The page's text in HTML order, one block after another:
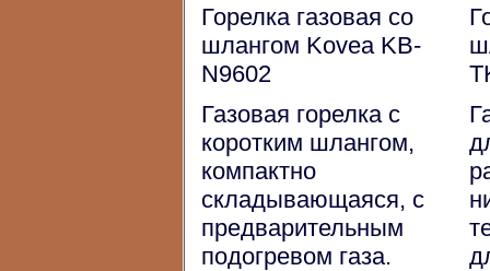
Горелка газовая со
шлангом Kovea KB-
N9602
Газовая горелка с
коротким шлангом,
компактно
складывающаяся, с
предварительным
подогревом газа.